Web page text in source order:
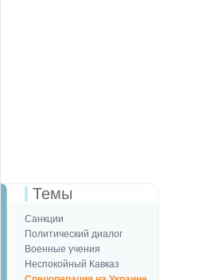
Темы
Санкции
Политический диалог
Военные учения
Неспокойный Кавказ